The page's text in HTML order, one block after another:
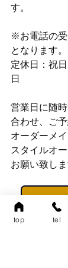
す。
※お電話の
となります。
定休日：祝
日
営業日に随
合わせ、ご
オーダーメ
スタイルオ
お願い致しま
オーダー
top tel